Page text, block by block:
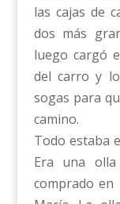
las cajas de
dos más
luego cargó
del carro y
sogas para
camino.
Todo estaba
Era una
comprado en